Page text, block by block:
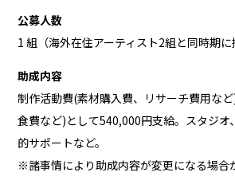
公募人数
1 組（海外在住アーティスト2組と同時期に
助成内容
制作活動費(素材購入費、リサーチ費用など
食費など)として540,000円支給。スタジオ
的サポートなど。
※諸事情により助成内容が変更になる場合